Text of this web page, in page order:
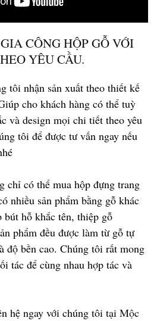
CÔNG HỘP GỖ VỚI
YÊU CẦU.
tôi nhận sản xuất theo thiết kế
cho khách hàng có thể tuỳ
và design mọi chi tiết theo yêu
tôi để được tư vấn ngay nếu
chỉ có thể mua hộp đựng trang
nhiều sản phẩm bằng gỗ khác
hỗ khắc tên, thiệp gỗ
phẩm đều được làm từ gỗ tự
độ bền cao. Chúng tôi rất mong
tác để cùng nhau hợp tác và
hệ ngay với chúng tôi tại Mộc